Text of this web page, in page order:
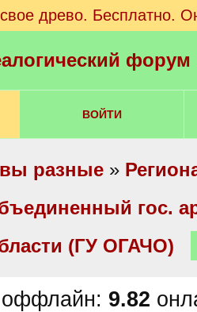
древо. Бесплатно.
ВОЙТИ
разные »
гос.
(ГУ ОГАЧО)
оффлайн: 9.82